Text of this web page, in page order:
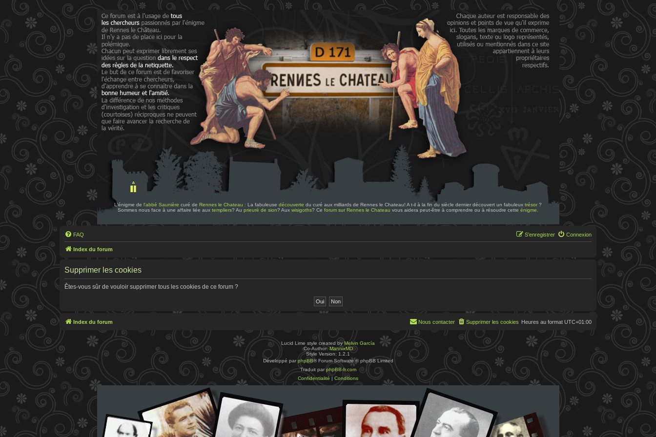
L'énigme de l'abbé Saunière curé de Rennes le Chateau : La fabuleuse découverte du curé aux milliards de Rennes le Chateau! A t-il à la fin du siècle dernier découvert un fabuleux trésor ?
Sommes nous face à une affaire liée aux templiers? Au prieuré de sion? Aux wisigoths? Ce forum sur Rennes le Chateau vous aidera peut-être à comprendre ou à résoudre cette énigme
FAQ Connexion
S’enregistrer
Index du forum
Supprimer les cookies
Êtes-vous sûr de vouloir supprimer tous les cookies de ce forum ?
Index du forum Heures au format UTC+01:00
Supprimer les cookies
Nous contacter
Lucid Lime style created byMelvin García
Co-Author:MannixMD
Style Version: 1.2.1
Développé par phpBB® Forum Software © phpBB Limited
Traduit par phpBB-fr.com
Confidentialité | Conditions